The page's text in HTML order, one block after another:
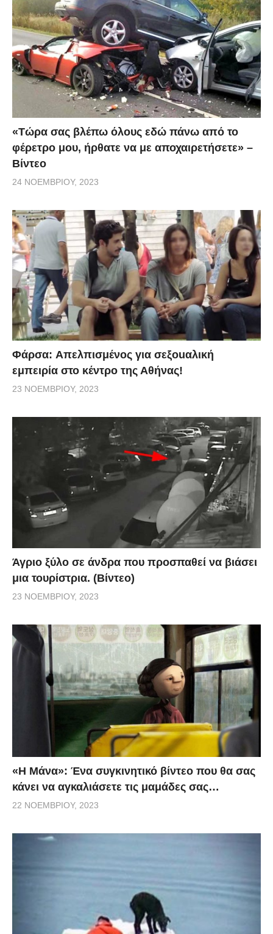
«Τώρα σας βλέπω όλους εδώ πάνω από το
φέρετρο μου, ήρθατε να με αποχαιρετήσετε» –
Βίντεο
24 ΝΟΕΜΒΡΊΟΥ, 2023
Φάρσα: Aπελπισμένος για σεξοuαλική
εμπειρία στο κέντρο της Αθήνας!
23 ΝΟΕΜΒΡΊΟΥ, 2023
Άγριο ξύλο σε άνδρα που προσπαθεί να βιάσει
μια τουρίστρια. (Βίντεο)
23 ΝΟΕΜΒΡΊΟΥ, 2023
«H Μάνα»: Ένα συγκινητικό βίντεο που θα σας
κάνει να αγκαλιάσετε τις μαμάδες σας…
22 ΝΟΕΜΒΡΊΟΥ, 2023